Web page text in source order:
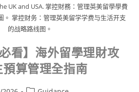
UK and USA. 掌控財務：管理英美留學學費
。 掌控财务：管理英美留学学费与生活开支
的战略路线图。
看】海外留學理財攻
算管理全指南